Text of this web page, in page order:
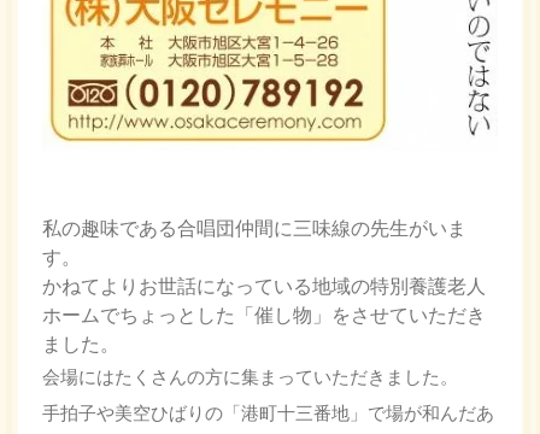
私の趣味である合唱団仲間に三味線の先生がいま
す。
かねてよりお世話になっている地域の特別養護老人
ホームでちょっとした「催し物」をさせていただき
ました。
会場にはたくさんの方に集まっていただきました。
手拍子や美空ひばりの「港町十三番地」で場が和んだあ